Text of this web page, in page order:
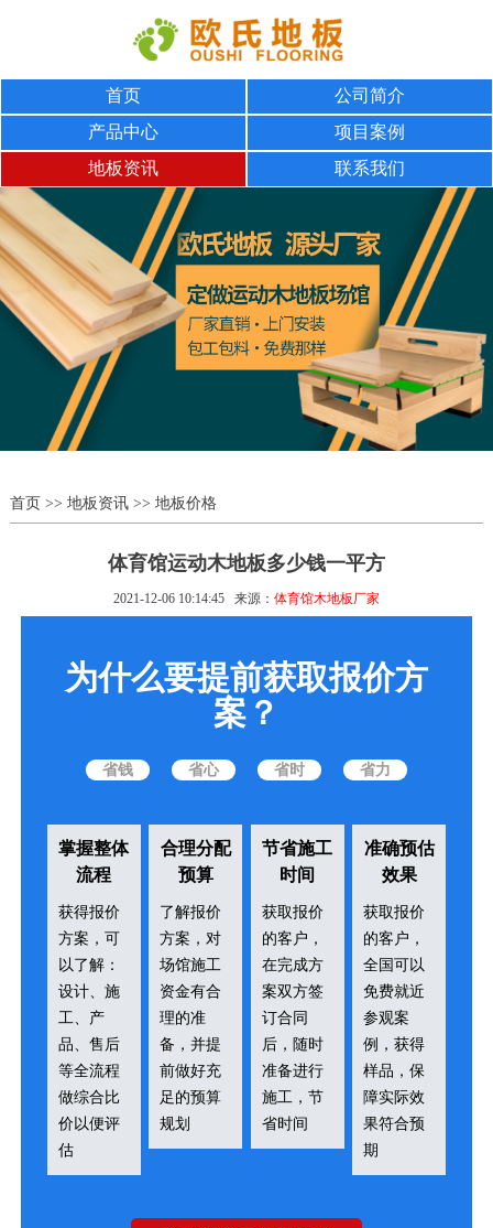
首页
公司简介
产品中心
项目案例
地板资讯
联系我们
首页>> 地板资讯>> 地板价格
体育馆运动木地板多少钱一平方
2021-12-06 10:14:45 来源： 体育馆木地板厂家
为什么要提前获取报价方
案？
省钱 省心 省时 省力
掌握整体
流程
获得报价
方案，可
以了解：
设计、施
工、产
品、售后
等全流程
做综合比
价以便评
估
合理分配
预算
了解报价
方案，对
场馆施工
资金有合
理的准
备，并提
前做好充
足的预算
规划
节省施工
时间
获取报价
的客户，
在完成方
案双方签
订合同
后，随时
准备进行
施工，节
省时间
准确预估
效果
获取报价
的客户，
全国可以
免费就近
参观案
例，获得
样品，保
障实际效
果符合预
期